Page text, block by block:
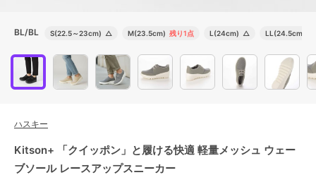
BL/BL S(22.5～23cm) △ M(23.5cm) 残り1点 L(24cm) △ LL(24.5cm)
ハスキー
Kitson+ 「クイッポン」と履ける快適 軽量メッシュ ウェー
ブソール レースアップスニーカー